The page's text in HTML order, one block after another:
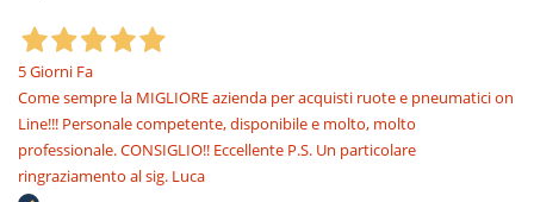
5 Giorni Fa
Come sempre la MIGLIORE azienda per acquisti ruote e pneumatici on
Line!!! Personale competente, disponibile e molto, molto
professionale. CONSIGLIO!! Eccellente P.S. Un particolare
ringraziamento al sig. Luca